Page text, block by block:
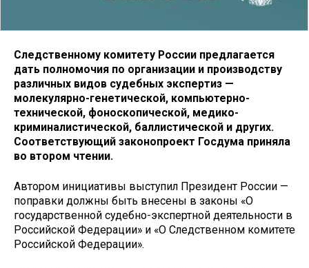
Следственному комитету России предлагается
дать полномочия по организации и производству
различных видов судебных экспертиз —
молекулярно-генетической, компьютерно-
технической, фоноскопической, медико-
криминалистической, баллистической и других.
Соответствующий законопроект Госдума приняла
во втором чтении.
Автором инициативы выступил Президент России —
поправки должны быть внесены в законы «О
государственной судебно-экспертной деятельности в
Российской Федерации» и «О Следственном комитете
Российской Федерации».